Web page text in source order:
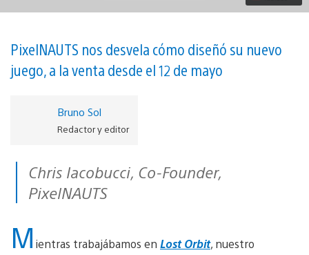
de
una
recompensa
vídeo
PixelNAUTS nos desvela cómo diseñó su nuevo
juego, a la venta desde el 12 de mayo
Bruno Sol
Redactor y editor
Chris Iacobucci, Co-Founder,
PixelNAUTS
M ientras trabajábamos en Lost Orbit, nuestro